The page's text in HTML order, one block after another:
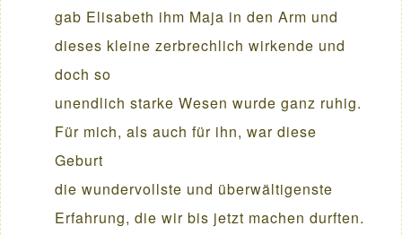
gab Elisabeth ihm Maja in den Arm und
dieses kleine zerbrechlich wirkende und
doch so
unendlich starke Wesen wurde ganz ruhig.
Für mich, als auch für ihn, war diese
Geburt
die wundervollste und überwältigenste
Erfahrung, die wir bis jetzt machen durften.